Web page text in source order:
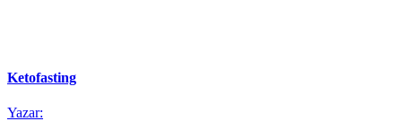
Ketofasting
Yazar: